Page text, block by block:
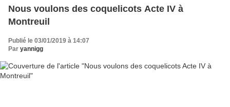
Nous voulons des coquelicots Acte IV à
Montreuil
Publié le 03/01/2019 à 14:07
Par yannigg